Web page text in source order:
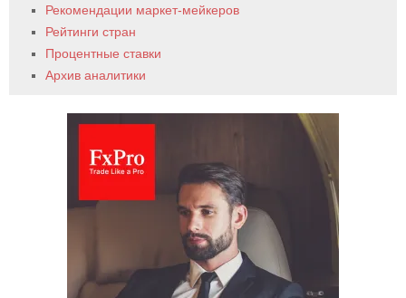
Рекомендации маркет-мейкеров
Рейтинги стран
Процентные ставки
Архив аналитики